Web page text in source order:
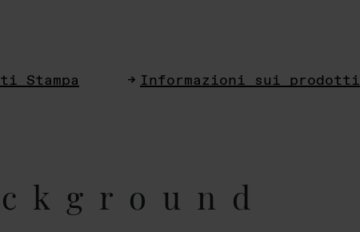
Stampa Informazioni sui prodotti